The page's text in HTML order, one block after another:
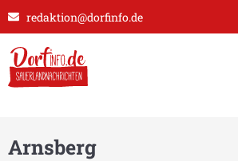
redaktion@dorfinfo.de
Arnsberg